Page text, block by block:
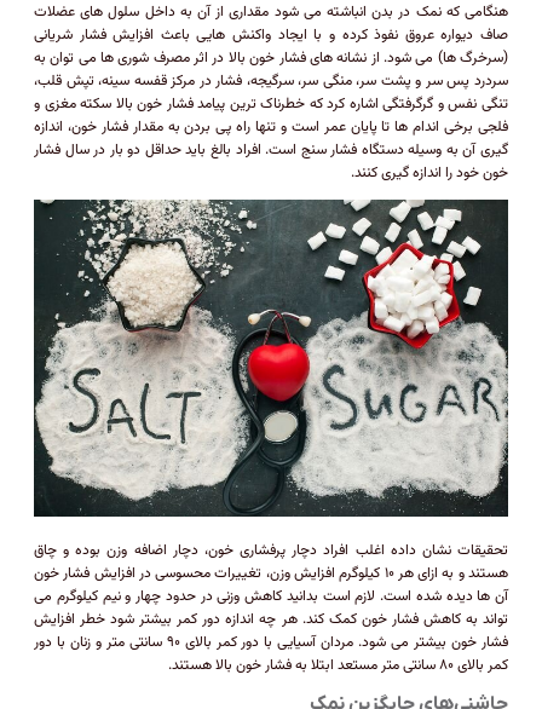
هنگامی که نمک در بدن انباشته می شود مقداری از آن به داخل سلول های عضلات
صاف دیواره عروق نفوذ کرده و با ایجاد واکنش هایی باعث افزایش فشار شریانی
(سرخرگ ها) می شود. از نشانه های فشار خون بالا در اثر مصرف شوری ها می توان به
سردرد پس سر و پشت سر، منگی سر، سرگیجه، فشار در مرکز قفسه سینه، تپش قلب،
تنگی نفس و گرگرفتگی اشاره کرد که خطرناک ترین پیامد فشار خون بالا سکته مغزی و
فلجی برخی اندام ها تا پایان عمر است و تنها راه پی بردن به مقدار فشار خون، اندازه
گیری آن به وسیله دستگاه فشار سنج است. افراد بالغ باید حداقل دو بار در سال فشار
خون خود را اندازه گیری کنند.
تحقیقات نشان داده اغلب افراد دچار پرفشاری خون، دچار اضافه وزن بوده و چاق
هستند و به ازای هر ۱۰ کیلوگرم افزایش وزن، تغییرات محسوسی در افزایش فشار خون
آن ها دیده شده است. لازم است بدانید کاهش وزنی در حدود چهار و نیم کیلوگرم می
تواند به کاهش فشار خون کمک کند. هر چه اندازه دور کمر بیشتر شود خطر افزایش
فشار خون بیشتر می شود. مردان آسیایی با دور کمر بالای ۹۰ سانتی متر و زنان با دور
کمر بالای ۸۰ سانتی متر مستعد ابتلا به فشار خون بالا هستند.
چاشنی‌های جایگزین نمک